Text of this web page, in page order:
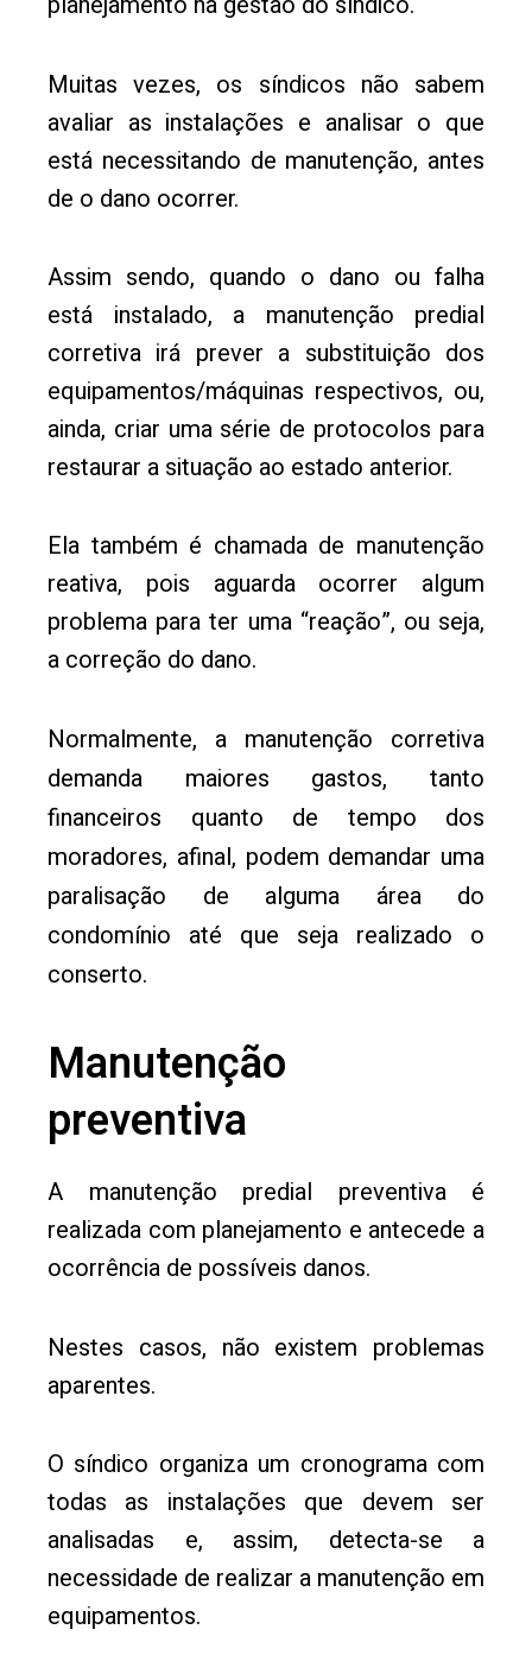
Muitas vezes, os síndicos não sabem
avaliar as instalações e analisar o que
está necessitando de manutenção, antes
de o dano ocorrer.
Assim sendo, quando o dano ou falha
está instalado, a manutenção predial
corretiva irá prever a substituição dos
equipamentos/máquinas respectivos, ou,
ainda, criar uma série de protocolos para
restaurar a situação ao estado anterior.
Ela também é chamada de manutenção
reativa, pois aguarda ocorrer algum
problema para ter uma “reação”, ou seja,
a correção do dano.
Normalmente, a manutenção corretiva
demanda maiores gastos, tanto
financeiros quanto de tempo dos
moradores, afinal, podem demandar uma
paralisação de alguma área do
condomínio até que seja realizado o
conserto.
Manutenção
preventiva
A manutenção predial preventiva é
realizada com planejamento e antecede a
ocorrência de possíveis danos.
Nestes casos, não existem problemas
aparentes.
O síndico organiza um cronograma com
todas as instalações que devem ser
analisadas e, assim, detecta-se a
necessidade de realizar a manutenção em
equipamentos.